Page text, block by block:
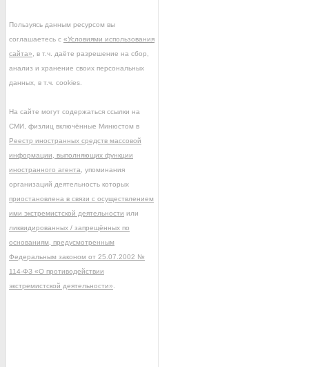
Пользуясь данным ресурсом вы
соглашаетесь с «Условиями использования
сайта» , в т.ч. даёте разрешение на сбор,
анализ и хранение своих персональных
данных, в т.ч. cookies.
На сайте могут содержаться ссылки на
СМИ, физлиц включённые Минюстом в
Реестр иностранных средств массовой
информации, выполняющих функции
иностранного агента , упоминания
организаций деятельность которых
приостановлена в связи с осуществлением
ими экстремистской деятельности или
ликвидированных / запрещённых по
основаниям, предусмотренным
Федеральным законом от 25.07.2002 №
114-ФЗ «О противодействии
экстремистской деятельности»